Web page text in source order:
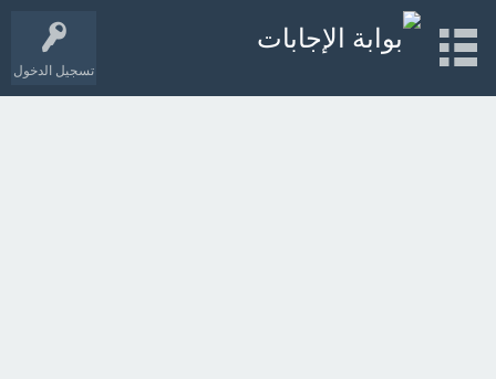
تسجيل الدخول